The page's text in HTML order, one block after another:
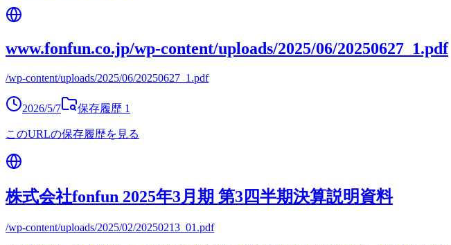
www.fonfun.co.jp/wp-content/uploads/2025/06/20250627_1.pdf
/wp-content/uploads/2025/06/20250627_1.pdf
2026/5/7 保存履歴 1
このURLの保存履歴を見る
株式会社fonfun 2025年3月期 第3四半期決算説明資料
/wp-content/uploads/2025/02/20250213_01.pdf